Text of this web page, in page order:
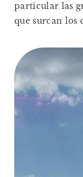
particular las
que surcan los